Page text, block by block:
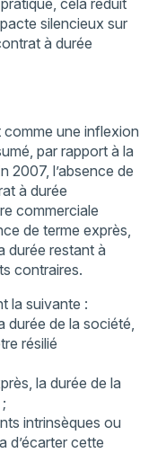
cela réduit
silencieux sur
à durée
une inflexion
par rapport à la
2007, l’absence de
à durée
commerciale
de terme exprès,
durée restant à
contraires.
la suivante :
durée de la société,
résilié
la durée de la
intrinsèques ou
d’écarter cette